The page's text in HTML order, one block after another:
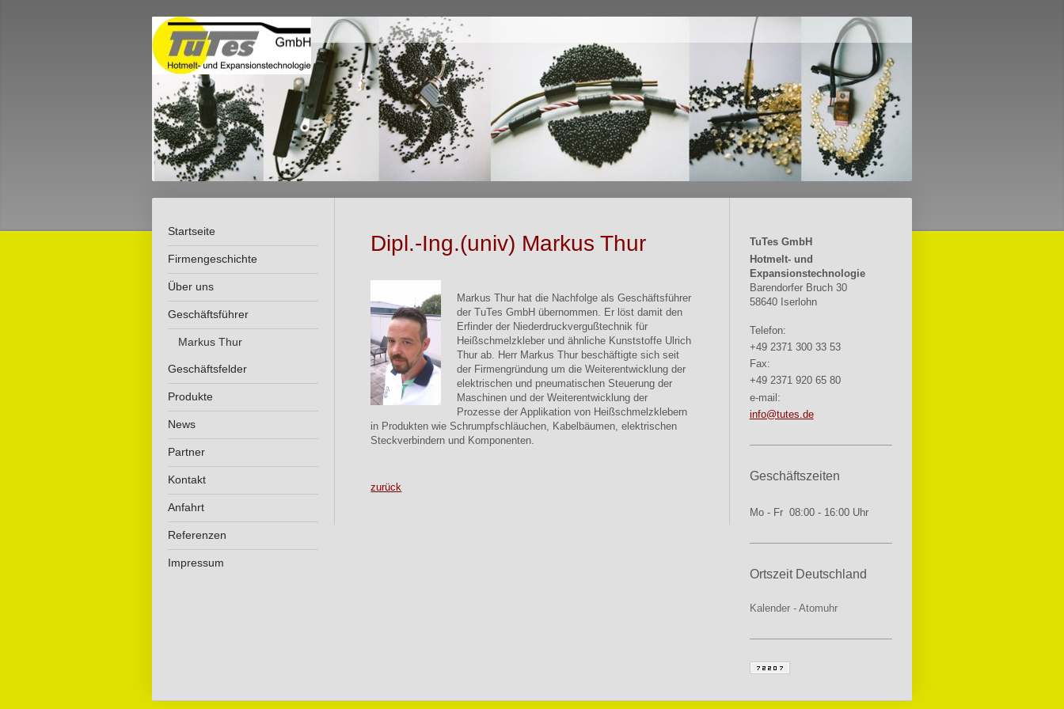
Startseite
Firmengeschichte
Über uns
Geschäftsführer
Markus Thur
Geschäftsfelder
Produkte
News
Partner
Kontakt
Anfahrt
Referenzen
Impressum
Dipl.-Ing.(univ) Markus Thur
Markus Thur hat die Nachfolge als Geschäftsführer
der TuTes GmbH übernommen. Er löst damit den
Erfinder der Niederdruckvergußtechnik für
Heißschmelzkleber und ähnliche Kunststoffe Ulrich
Thur ab. Herr Markus Thur beschäftigte sich seit
der Firmengründung um die Weiterentwicklung der
elektrischen und pneumatischen Steuerung der
Maschinen und der Weiterentwicklung der
Prozesse der Applikation von Heißschmelzklebern
in Produkten wie Schrumpfschläuchen, Kabelbäumen, elektrischen
Steckverbindern und Komponenten.
zurück
TuTes GmbH
Hotmelt- und
Expansionstechnologie
Barendorfer Bruch 30
58640 Iserlohn
Telefon:
+49 2371 300 33 53
Fax:
+49 2371 920 65 80
e-mail:
info@tutes.de
Geschäftszeiten
Mo - Fr 08:00 - 16:00 Uhr
Ortszeit Deutschland
Kalender - Atomuhr